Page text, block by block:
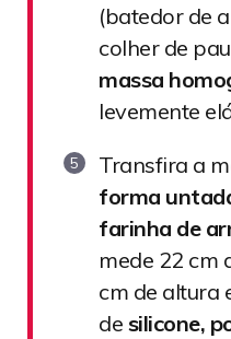
(batedor de
colher de
massa
levemente
Transfira a
forma
farinha de
mede 22 cm
cm de altura
de silicone,